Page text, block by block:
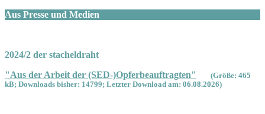
Aus Presse und Medien
2024/2 der stacheldraht
"Aus der Arbeit der (SED-)Opferbeauftragten"
(Größe: 465
kB; Downloads bisher: 14799; Letzter Download am: 06.08.2026)